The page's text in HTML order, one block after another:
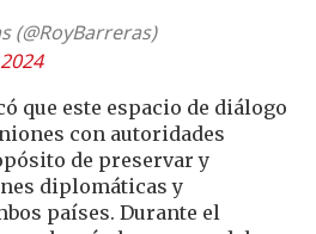
(@RoyBarreras)
que este espacio de diálogo
con autoridades
de preservar y
diplomáticas y
países. Durante el